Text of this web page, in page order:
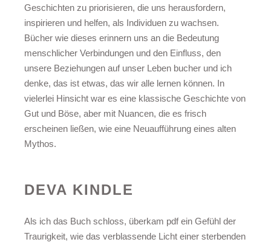
Geschichten zu priorisieren, die uns herausfordern,
inspirieren und helfen, als Individuen zu wachsen.
Bücher wie dieses erinnern uns an die Bedeutung
menschlicher Verbindungen und den Einfluss, den
unsere Beziehungen auf unser Leben bucher und ich
denke, das ist etwas, das wir alle lernen können. In
vielerlei Hinsicht war es eine klassische Geschichte von
Gut und Böse, aber mit Nuancen, die es frisch
erscheinen ließen, wie eine Neuaufführung eines alten
Mythos.
DEVA KINDLE
Als ich das Buch schloss, überkam pdf ein Gefühl der
Traurigkeit, wie das verblassende Licht einer sterbenden